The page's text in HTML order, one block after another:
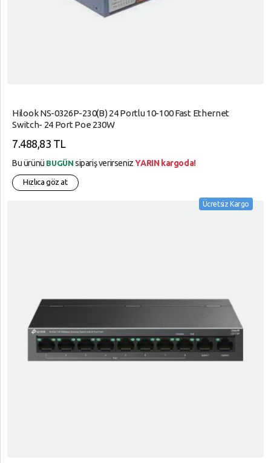
Hilook NS-0326P-230(B) 24 Portlu 10-100 Fast Ethernet
Switch- 24 Port Poe 230W
7.488,83 TL
Bu ürünü BUGÜN sipariş verirsenizYARIN kargoda!
Hızlıca göz at
Ücretsiz Kargo